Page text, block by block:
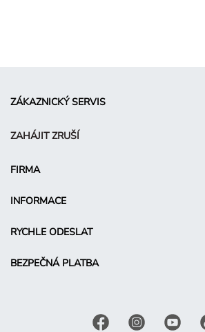
ZÁKAZNICKÝ SERVIS
ZAHÁJIT ZRUŠÍ
FIRMA
INFORMACE
RYCHLE ODESLAT
BEZPEČNÁ PLATBA